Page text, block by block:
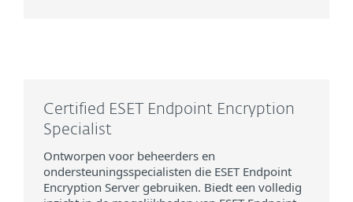
Certified ESET Endpoint Encryption
Specialist
Ontworpen voor beheerders en
ondersteuningsspecialisten die ESET Endpoint
Encryption Server gebruiken. Biedt een volledig